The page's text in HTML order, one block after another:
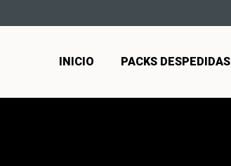
INICIO PACKS DESPEDIDAS